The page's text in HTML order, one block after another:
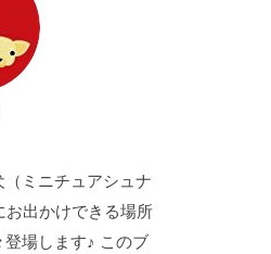
ミニチュアシュナ
出かけできる場所
場します♪ このブ